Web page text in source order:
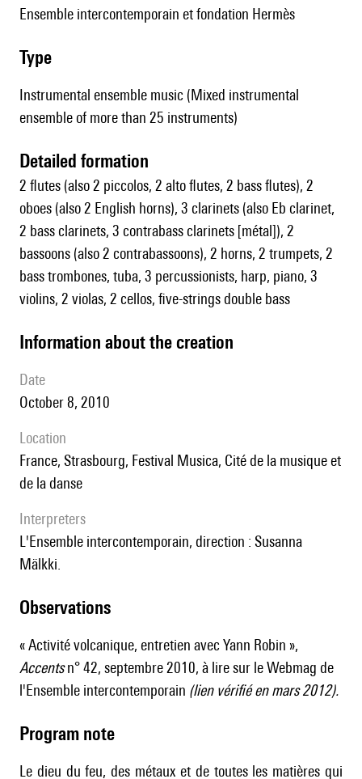
Ensemble intercontemporain et fondation Hermès
type
Instrumental ensemble music (Mixed instrumental
ensemble of more than 25 instruments)
detailed formation
2 flutes (also 2 piccolos, 2 alto flutes, 2 bass flutes), 2
oboes (also 2 English horns), 3 clarinets (also Eb clarinet,
2 bass clarinets, 3 contrabass clarinets [métal]), 2
bassoons (also 2 contrabassoons), 2 horns, 2 trumpets, 2
bass trombones, tuba, 3 percussionists, harp, piano, 3
violins, 2 violas, 2 cellos, five-strings double bass
information about the creation
date
October 8, 2010
location
France, Strasbourg, Festival Musica, Cité de la musique et
de la danse
interpreters
l'Ensemble intercontemporain, direction : Susanna
Mälkki.
observations
« Activité volcanique, entretien avec Yann Robin »,
Accentsn° 42, septembre 2010, à lire sur leWebmag de
l'Ensemble intercontemporain (lien vérifié enmars2012).
Program note
Le dieu du feu, des métaux et de toutes les matières qui